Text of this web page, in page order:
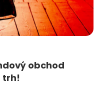
obchod
trh!